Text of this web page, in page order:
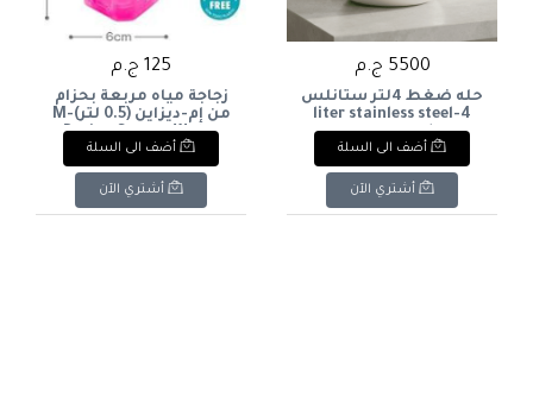
5500 ج.م
حله ضغط 4لتر ستانلس
4-liter stainless steel
pressure cooker
أضف الى السلة
أشتري الآن
125 ج.م
زجاجة مياه مربعة بحزام
من إم-ديزاين (0.5 لتر)M-
Design Square Water
Bottle with Strap (0.5L
أضف الى السلة
أشتري الآن